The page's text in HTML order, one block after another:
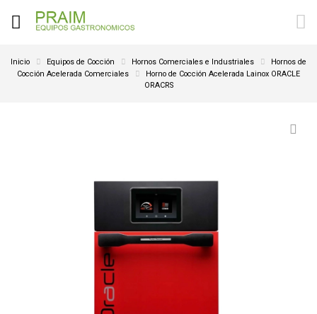
Inicio Equipos de Cocción Hornos Comerciales e Industriales
Hornos de
Cocción Acelerada Comerciales
Horno de Cocción Acelerada Lainox ORACLE
ORACRS